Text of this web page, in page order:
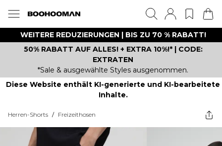
WEITERE REDUZIERUNGEN | BIS ZU 70 % RABATT!
50% RABATT AUF ALLES! + EXTRA 10%!* | CODE:
EXTRATEN
*Sale & ausgewählte Styles ausgenommen.
Diese Website enthält KI-generierte und KI-bearbeitete
Inhalte.
Herren-Shorts / Freizeithosen